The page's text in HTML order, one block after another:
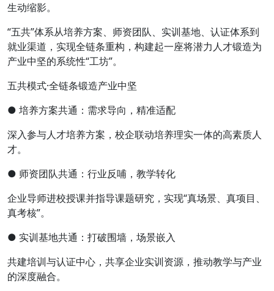
生动缩影。
“五共”体系从培养方案、师资团队、实训基地、认证体系到
就业渠道，实现全链条重构，构建起一座将潜力人才锻造为
产业中坚的系统性“工坊”。
五共模式·全链条锻造产业中坚
● 培养方案共通：需求导向，精准适配
深入参与人才培养方案，校企联动培养理实一体的高素质人
才。
● 师资团队共通：行业反哺，教学转化
企业导师进校授课并指导课题研究，实现“真场景、真项目、
真考核”。
● 实训基地共通：打破围墙，场景嵌入
共建培训与认证中心，共享企业实训资源，推动教学与产业
的深度融合。